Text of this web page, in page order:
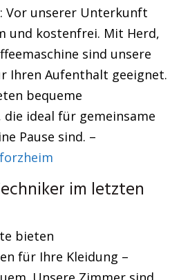
Vor unserer Unterkunft
und kostenfrei. Mit Herd,
sind unsere
Ihren Aufenthalt geeignet.
bequeme
ideal für gemeinsame
Pause sind. –
im letzten
bieten
für Ihre Kleidung –